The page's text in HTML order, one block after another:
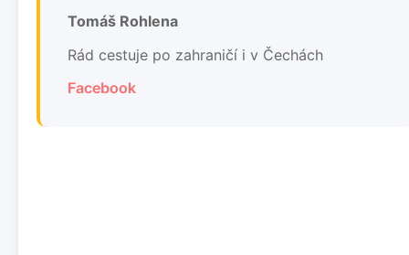
Tomáš Rohlena
Rád cestuje po zahraničí i v Čechách
Facebook